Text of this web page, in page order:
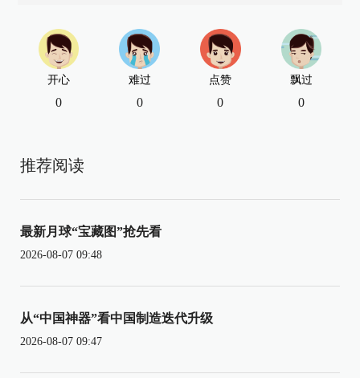
开心
0
难过
0
点赞
0
飘过
0
推荐阅读
最新月球“宝藏图”抢先看
2026-08-07 09:48
从“中国神器”看中国制造迭代升级
2026-08-07 09:47